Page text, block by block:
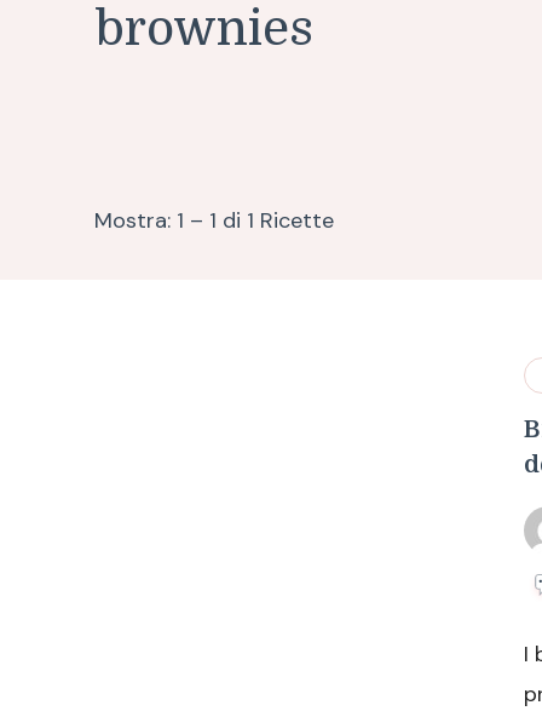
brownies
Mostra: 1 – 1 di 1 Ricette
I